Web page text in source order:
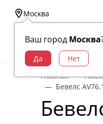
Москва
Ваш город Москва
Витраж
Главная
Бевелс